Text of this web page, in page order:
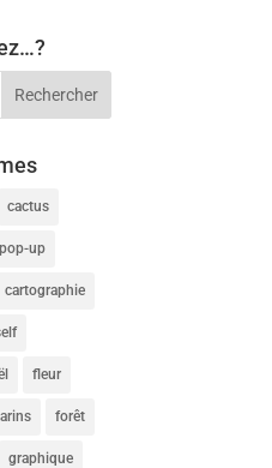
cactus
up
cartographie
fleur
forêt
graphique